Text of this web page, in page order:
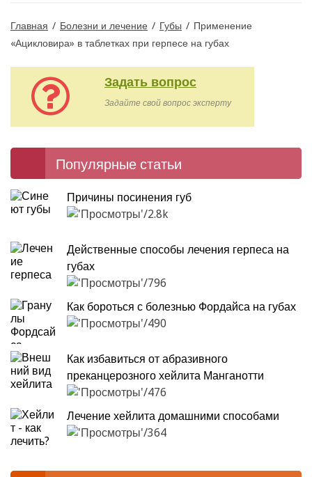
Главная / Болезни и лечение / Губы / Применение
«Ацикловира» в таблетках при герпесе на губах
Задать вопрос
Задайте свой вопрос эксперту
Популярные статьи
Причины посинения губ
2.8k
Действенные способы лечения герпеса на
губах
796
Как бороться с болезнью Фордайса на губах
490
Как избавиться от абразивного
преканцерозного хейлита Манганотти
476
Лечение хейлита домашними способами
364